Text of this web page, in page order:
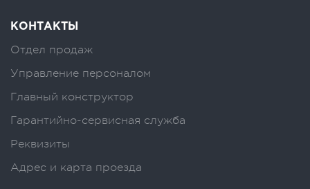
КОНТАКТЫ
Отдел продаж
Управление персоналом
Главный конструктор
Гарантийно-сервисная служба
Реквизиты
Адрес и карта проезда